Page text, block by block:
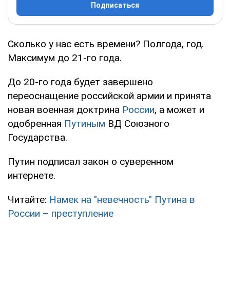
Подписаться
Сколько у нас есть времени? Полгода, год.
Максимум до 21-го года.
До 20-го года будет завершено
переоснащение российской армии и принята
новая военная доктрина России, а может и
одобренная Путиным ВД Союзного
Государства.
Путин подписал закон о суверенном
интернете.
Читайте: Намек на "невечность" Путина в
России – преступление